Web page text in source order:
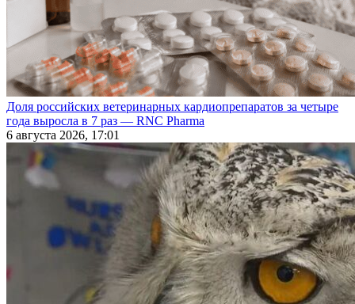
Доля российских ветеринарных кардиопрепаратов за четыре
года выросла в 7 раз — RNC Pharma
6 августа 2026, 17:01